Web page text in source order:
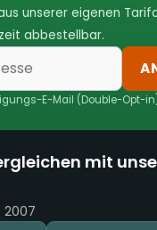
unserer eigenen
abbestellbar.
E-Mail (Double-Opt-
mit